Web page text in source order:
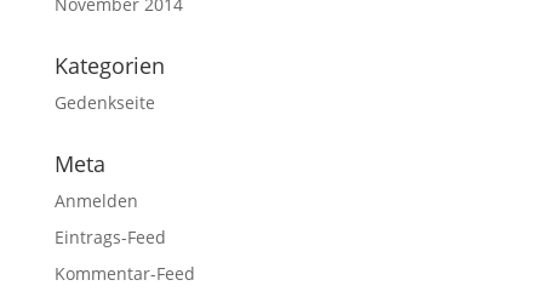
Kategorien
Gedenkseite
Meta
Anmelden
Eintrags-Feed
Kommentar-Feed